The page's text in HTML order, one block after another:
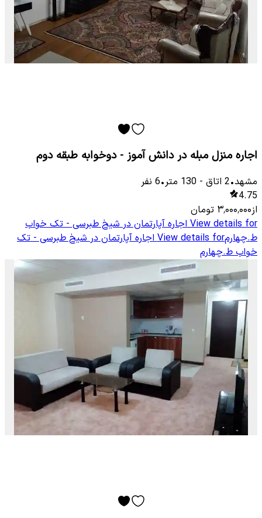
اجاره منزل مبله در دانش آموز - دوخوابه طبقه دوم
مشهد•
2 اتاق -
130 متر•
6 نفر
4.75
از۳٬۰۰۰٬۰۰۰ تومان
View details for اجاره آپارتمان در شیخ طبرسی - تک خواب
ط.چهارمView details for اجاره آپارتمان در شیخ طبرسی - تک
خواب ط.چهارم